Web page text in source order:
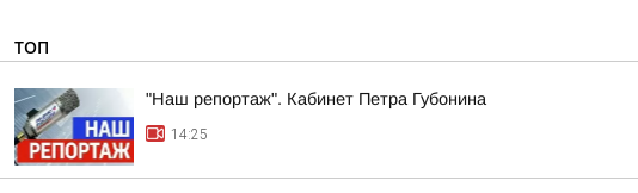
ТОП
"Наш репортаж". Кабинет Петра Губонина
14:25